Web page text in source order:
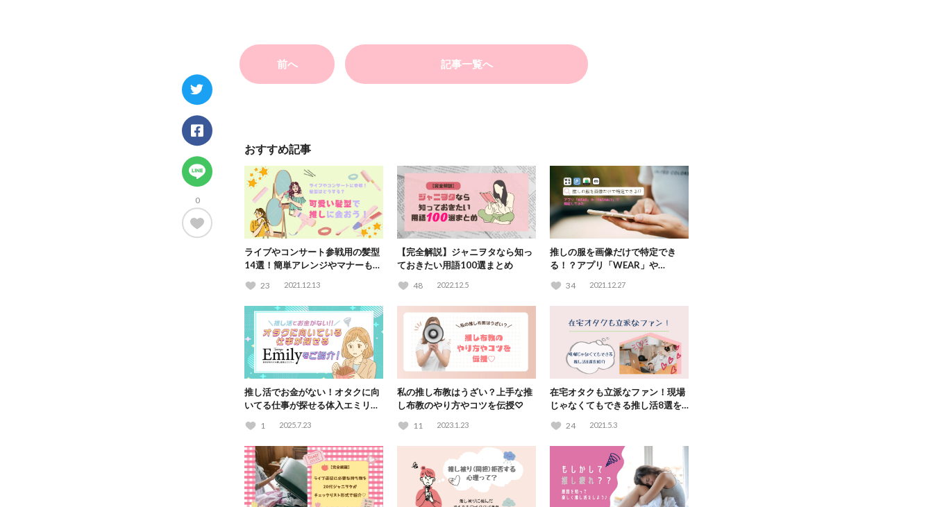
0
前へ 記事一覧へ
おすすめ記事
ライブやコンサート参戦用の髪型
14選！簡単アレンジやマナーも解
23 2021.12.13
【完全解説】ジャニヲタなら知っ
ておきたい用語100選まとめ
48 2022.12.5
推しの服を画像だけで特定でき
る！？アプリ「WEAR」や
34 2021.12.27
推し活でお金がない！オタクに向
いてる仕事が探せる体入エミリー
1 2025.7.23
私の推し布教はうざい？上手な推
し布教のやり方やコツを伝授♡
11 2023.1.23
在宅オタクも立派なファン！現場
じゃなくてもできる推し活8選を
24 2021.5.3